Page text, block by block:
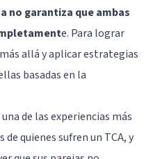
no garantiza que ambas
e. Para lograr
allá y aplicar estrategias
basadas en la
de las experiencias más
de quienes sufren un TCA, y